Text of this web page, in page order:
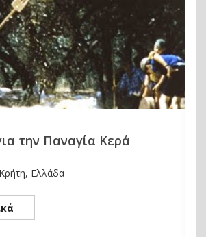
την Παναγία Κερά
Ελλάδα